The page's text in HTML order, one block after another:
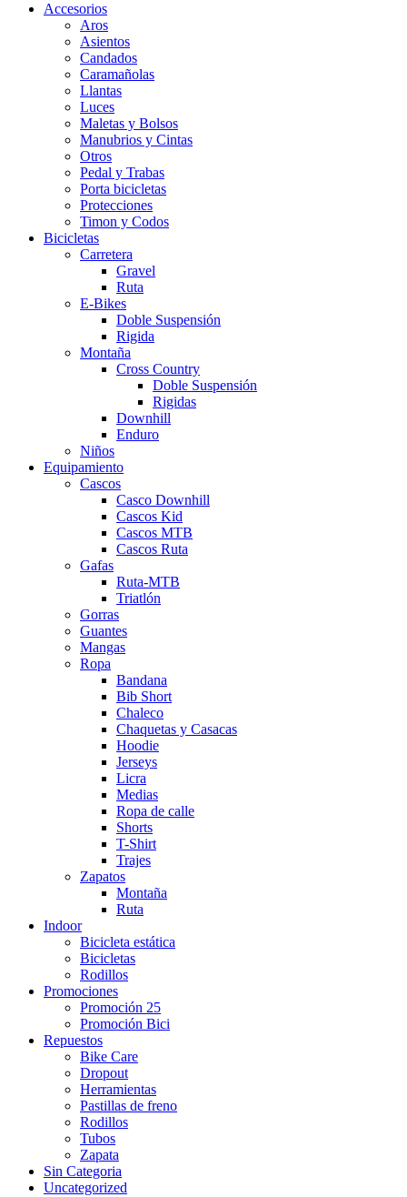
Accesorios
Aros
Asientos
Candados
Caramañolas
Llantas
Luces
Maletas y Bolsos
Manubrios y Cintas
Otros
Pedal y Trabas
Porta bicicletas
Protecciones
Timon y Codos
Bicicletas
Carretera
Gravel
Ruta
E-Bikes
Doble Suspensión
Rigida
Montaña
Cross Country
Doble Suspensión
Rigidas
Downhill
Enduro
Niños
Equipamiento
Cascos
Casco Downhill
Cascos Kid
Cascos MTB
Cascos Ruta
Gafas
Ruta-MTB
Triatlón
Gorras
Guantes
Mangas
Ropa
Bandana
Bib Short
Chaleco
Chaquetas y Casacas
Hoodie
Jerseys
Licra
Medias
Ropa de calle
Shorts
T-Shirt
Trajes
Zapatos
Montaña
Ruta
Indoor
Bicicleta estática
Bicicletas
Rodillos
Promociones
Promoción 25
Promoción Bici
Repuestos
Bike Care
Dropout
Herramientas
Pastillas de freno
Rodillos
Tubos
Zapata
Sin Categoria
Uncategorized